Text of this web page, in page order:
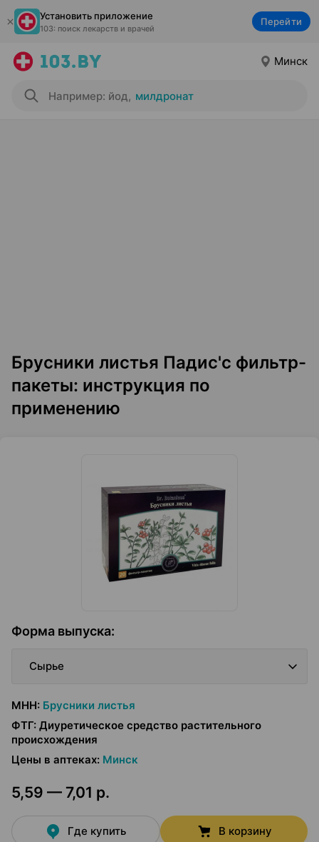
Установить приложение
103: поиск лекарств и врачей
Перейти
Минск
Например: йод, милдронат
Брусники листья Падис'с фильтр-
пакеты: инструкция по
применению
Форма выпуска:
Сырье
МНН: Брусники листья
ФТГ: Диуретическое средство растительного
происхождения
Цены в аптеках: Минск
5,59 — 7,01 р.
Где купить В корзину